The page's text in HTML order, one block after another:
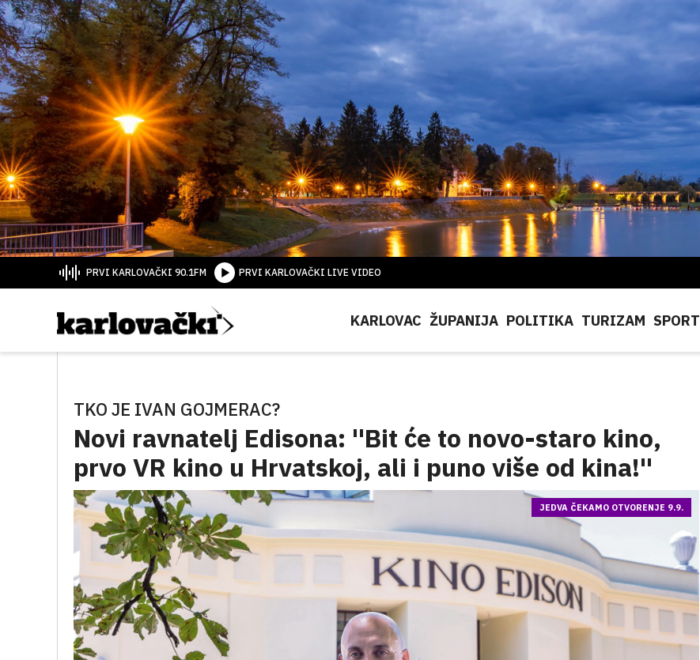
PRVI KARLOVAČKI 90.1FM PRVI KARLOVAČKI LIVE VIDEO
KARLOVAC ŽUPANIJA POLITIKA TURIZAM SPORT
TKO JE IVAN GOJMERAC?
Novi ravnatelj Edisona: ''Bit će to novo-staro kino,
prvo VR kino u Hrvatskoj, ali i puno više od kina!''
JEDVA ČEKAMO OTVORENJE 9.9.